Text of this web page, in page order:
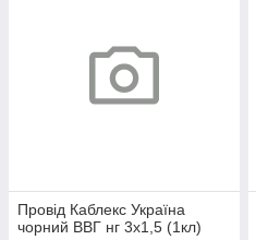
Провід Каблекс Україна
чорний ВВГ нг 3х1,5 (1кл)